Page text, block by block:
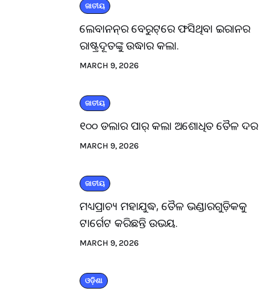
ଜାତୀୟ
ଲେବାନନ୍‌ର ବେରୁଟ୍‌ରେ ଫସିଥିବା ଇରାନର
ରାଷ୍ଟ୍ରଦୂତଙ୍କୁ ଉଦ୍ଧାର କଲା.
MARCH 9, 2026
ଜାତୀୟ
୧୦୦ ଡଲାର ପାର୍ କଲା ଅଶୋଧିତ ତୈଳ ଦର
MARCH 9, 2026
ଜାତୀୟ
ମଧ୍ୟପ୍ରାଚ୍ୟ ମହାଯୁଦ୍ଧ, ତୈଳ ଭଣ୍ଡାରଗୁଡ଼ିକକୁ
ଟାର୍ଗେଟ କରିଛନ୍ତି ଉଭୟ.
MARCH 9, 2026
ଓଡ଼ିଶା